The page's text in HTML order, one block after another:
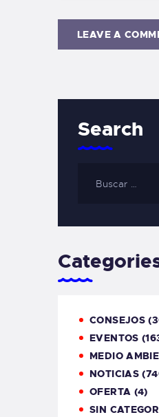
Search
CONSEJOS
EVENTOS
MEDIO
NOTICIAS
OFERTA (4)
SIN